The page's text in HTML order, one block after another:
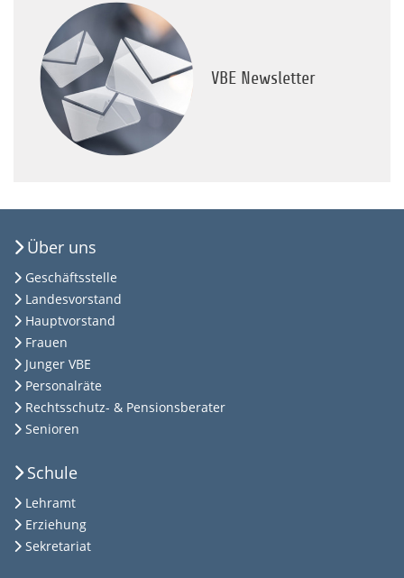
VBE Newsletter
Über uns
Geschäftsstelle
Landesvorstand
Hauptvorstand
Frauen
Junger VBE
Personalräte
Rechtsschutz- & Pensionsberater
Senioren
Schule
Lehramt
Erziehung
Sekretariat